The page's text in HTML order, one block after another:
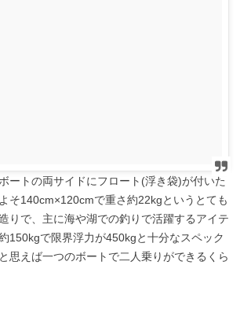
ートの両サイドにフロート(浮き袋)が付いた
そ140cm×120cmで重さ約22kgというとても
りで、主に海や湖での釣りで活躍するアイテ
150kgで限界浮力が450kgと十分なスペック
思えば一つのボートで二人乗りができるくら